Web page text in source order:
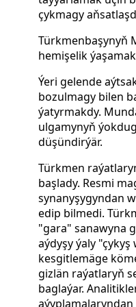
çykmagy
Türkmenbaşynyň
hemişelik
Ýeri gelende
bozulmagy bilen
ýatyrmakdy.
ulgamynyň
düşündirýär.
Türkmen
başlady. Resmi
synanyşygyndan
edip bilmedi.
"gara" sanawyna
aýdyşy ýaly
kesgitlemäge
gizlän raýatlaryň
baglaýar.